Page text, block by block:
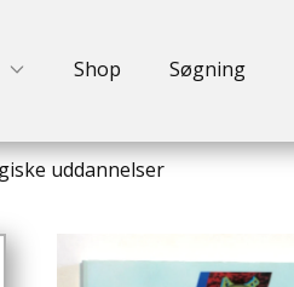
Shop Søgning
uddannelser